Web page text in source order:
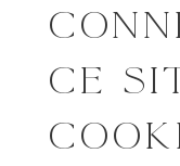
CE